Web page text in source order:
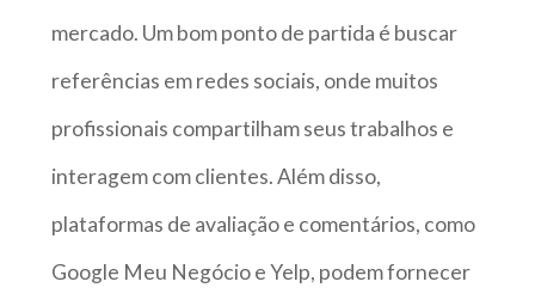
mercado. Um bom ponto de partida é buscar
referências em redes sociais, onde muitos
profissionais compartilham seus trabalhos e
interagem com clientes. Além disso,
plataformas de avaliação e comentários, como
Google Meu Negócio e Yelp, podem fornecer